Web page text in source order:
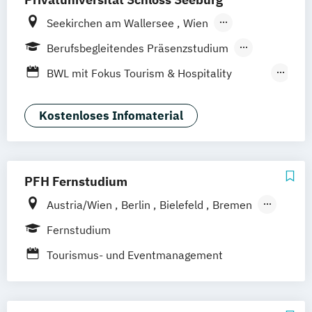
Seekirchen am Wallersee
Wien
Innsbruck Graz Linz Südtirol
Berufsbegleitendes Präsenzstudium
Fernstudium
Duales Studium Vollzeit
BWL mit Fokus Tourism & Hospitality
MBA in General Management (120 CP)
Master of Business Administration (60 CP)
Kostenloses Infomaterial
PFH Fernstudium
Austria/Wien Berlin Bielefeld
Bremen
Dortmund
Hamburg
Hannover
Kaiserslautern/Kusel Kiel Leipzig
Ludwigshafen/Diez München Nürnberg
Fernstudium
Tourismus- und Eventmanagement